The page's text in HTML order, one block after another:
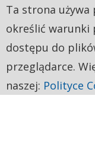
Ta strona używa
określić warunki
dostępu do
przeglądarce.
naszej: Polityce